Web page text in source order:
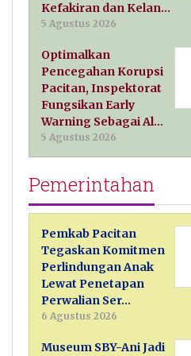
Kefakiran dan Kelan…
5 Agustus 2026
Optimalkan
Pencegahan Korupsi
Pacitan, Inspektorat
Fungsikan Early
Warning Sebagai Al…
5 Agustus 2026
Pemerintahan
Pemkab Pacitan
Tegaskan Komitmen
Perlindungan Anak
Lewat Penetapan
Perwalian Ser…
6 Agustus 2026
Museum SBY-Ani Jadi